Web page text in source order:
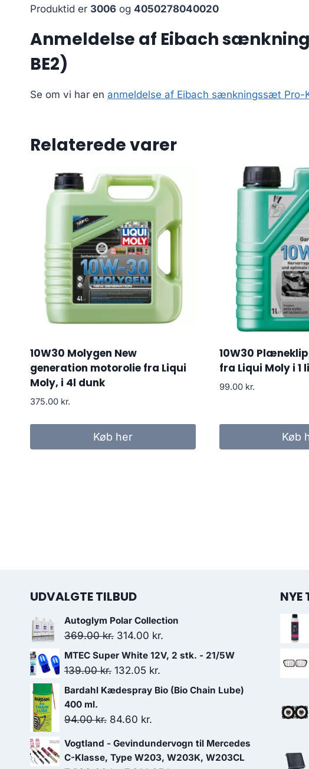
Produktid er 3006 og 4050278040020
Anmeldelse af Eibach
BE2)
Se om vi har en anmeldelse af Eibach sænkningssæt Pro-
Relaterede varer
10W30 Molygen New
generation motorolie fra Liqui
Moly, i 4l dunk
375.00 kr.
Køb her
10W30
fra Liqui Moly i 1
99.00 kr.
Køb
UDVALGTE TILBUD
Autoglym Polar Collection
369.00kr. Den
oprindelige
pris
369.00 kr..
314.00 kr.
aktuelle
er:
MTEC Super White 12V, 2 stk. - 21/5W
139.00kr. Den
oprindelige
var:
132.05 kr.
aktuelle
Bardahl Kædespray Bio (Bio Chain Lube)
400 ml.
94.00kr. Den
pris
84.60 kr.
pris
Vogtland - Gevindundervogn til Mercedes
C-Klasse, Type W203, W203K, W203CL
NYE